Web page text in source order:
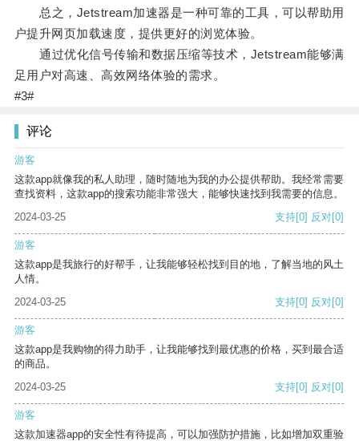
总之，Jetstream加速器是一种可靠的工具，可以帮助用
户提升网页加载速度，提供更好的浏览体验。
通过优化信号传输和数据压缩等技术，Jetstream能够满
足用户对高速、高效网络体验的需求。
#3#
评论
游客
这款app就像我的私人助理，随时随地为我的办公提供帮助。我经常需要
查找资料，这款app的搜索功能非常强大，能够快速找到我需要的信息。
2024-03-25
支持[0] 反对[0]
游客
这款app是我旅行的好帮手，让我能够轻松找到目的地，了解当地的风土
人情。
2024-03-25
支持[0] 反对[0]
游客
这款app是我购物的得力助手，让我能够找到最优惠的价格，买到最合适
的商品。
2024-03-25
支持[0] 反对[0]
游客
这款加速器app的安全性有待提高，可以加强防护措施，比如增加双重验